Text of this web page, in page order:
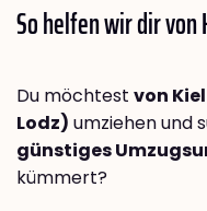
So helfen wir dir von
Du möchtest von
Lodz) umziehen und
günstiges
kümmert?